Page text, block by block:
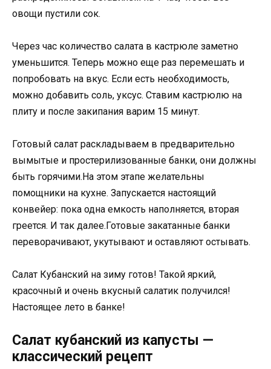
овощи пустили сок.
Через час количество салата в кастрюле заметно
уменьшится. Теперь можно еще раз перемешать и
попробовать на вкус. Если есть необходимость,
можно добавить соль, уксус. Ставим кастрюлю на
плиту и после закипания варим 15 минут.
Готовый салат раскладываем в предварительно
вымытые и простерилизованные банки, они должны
быть горячими.На этом этапе желательны
помощники на кухне. Запускается настоящий
конвейер: пока одна емкость наполняется, вторая
греется. И так далее.Готовые закатанные банки
переворачивают, укутывают и оставляют остывать.
Салат Кубанский на зиму готов! Такой яркий,
красочный и очень вкусный салатик получился!
Настоящее лето в банке!
Салат кубанский из капусты —
классический рецепт